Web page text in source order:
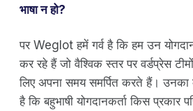
भाषा न हो?
पर Weglot हमें गर्व है कि हम उन
कर रहे हैं जो वैश्विक स्तर पर वर्डप्रेस
लिए अपना समय समर्पित करते हैं। उनका
है कि बहुभाषी योगदानकर्ता किस प्रकार